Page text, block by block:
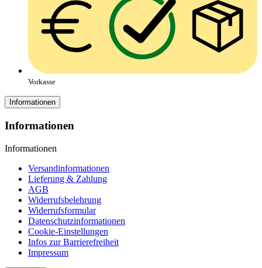
Vorkasse
Informationen
Informationen
Informationen
Versandinformationen
Lieferung & Zahlung
AGB
Widerrufsbelehrung
Widerrufsformular
Datenschutzinformationen
Cookie-Einstellungen
Infos zur Barrierefreiheit
Impressum